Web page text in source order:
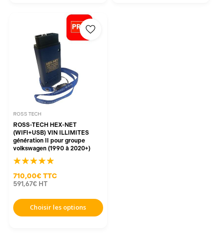
ROSS TECH
ROSS-TECH HEX-NET
(WIFI+USB) VIN ILLIMITES
génération II pour groupe
volkswagen (1990 à 2020+)
710,00€ TTC
591,67€ HT
Choisir les options